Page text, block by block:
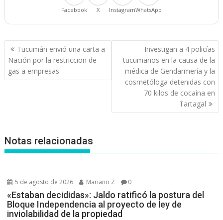
Facebook X InstagramWhatsApp
Navegación
de
entradas
Tucumán envió una carta a
Nación por la restriccion de
gas a empresas
Investigan a 4 policías
tucumanos en la causa de la
médica de Gendarmería y la
cosmetóloga detenidas con
70 kilos de cocaína en
Tartagal
Notas relacionadas
5 de agosto de 2026 Mariano Z 0
«Estaban decididas»: Jaldo ratificó la postura del
Bloque Independencia al proyecto de ley de
inviolabilidad de la propiedad